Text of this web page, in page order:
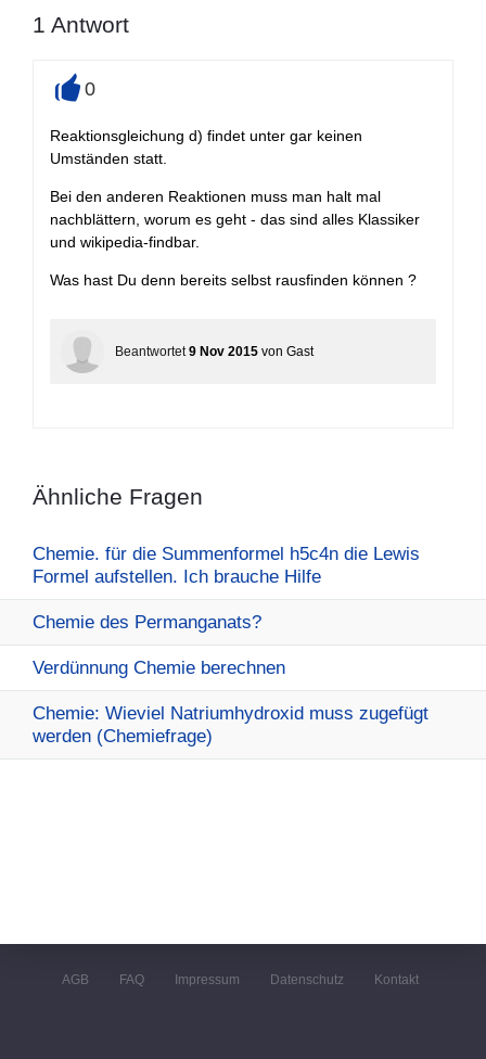
1 Antwort
0
Reaktionsgleichung d) findet unter gar keinen
Umständen statt.
Bei den anderen Reaktionen muss man halt mal
nachblättern, worum es geht - das sind alles Klassiker
und wikipedia-findbar.
Was hast Du denn bereits selbst rausfinden können ?
Beantwortet 9 Nov 2015 von Gast
Ähnliche Fragen
Chemie. für die Summenformel h5c4n die Lewis
Formel aufstellen. Ich brauche Hilfe
Chemie des Permanganats?
Verdünnung Chemie berechnen
Chemie: Wieviel Natriumhydroxid muss zugefügt
werden (Chemiefrage)
AGB FAQ Impressum Datenschutz Kontakt